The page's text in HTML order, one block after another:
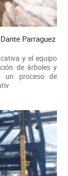
Parraguez
y el equipo
de árboles y
un proceso de